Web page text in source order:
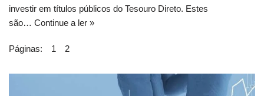
investir em títulos públicos do Tesouro Direto. Estes
são… Continue a ler »
Páginas: 1 2